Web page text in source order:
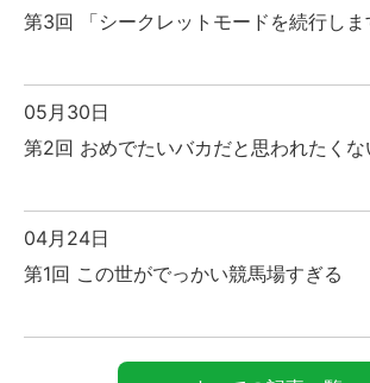
第3回 「シークレットモードを続行しま
05月30日
第2回 おめでたいバカだと思われたくな
04月24日
第1回 この世がでっかい競馬場すぎる